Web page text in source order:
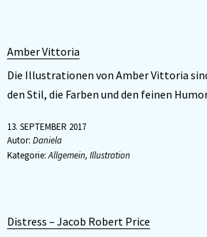
Amber Vittoria
Die Illustrationen von Amber Vittoria
den Stil, die Farben und den feinen
13. SEPTEMBER 2017
Autor: Daniela
Kategorie:Allgemein, Illustration
Distress – Jacob Robert Price